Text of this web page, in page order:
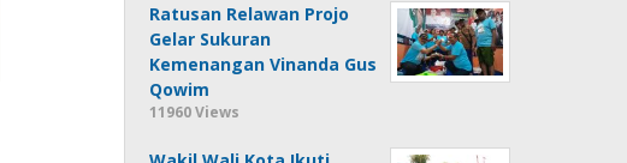
Ratusan Relawan Projo
Gelar Sukuran
Kemenangan Vinanda Gus
Qowim
11960 Views